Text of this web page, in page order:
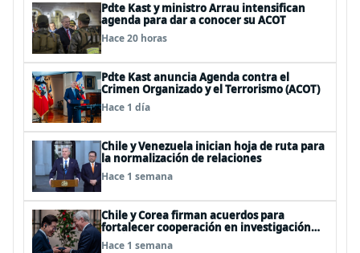
Pdte Kast y ministro Arrau intensifican
agenda para dar a conocer su ACOT
Hace 20 horas
Pdte Kast anuncia Agenda contra el
Crimen Organizado y el Terrorismo (ACOT)
Hace 1 día
Chile y Venezuela inician hoja de ruta para
la normalización de relaciones
Hace 1 semana
Chile y Corea firman acuerdos para
fortalecer cooperación en investigación
antártica, minería, seguridad
Hace 1 semana